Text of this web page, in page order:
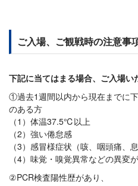
ご入場、ご観戦時の注意事
下記に当てはまる場合、ご入場い
①過去1週間以内から現在までに
のある方
（1）体温37.5℃以上
（2）強い倦怠感
（3）感冒様症状（咳、咽頭痛、
（4）味覚・嗅覚異常などの異変
②PCR検査陽性歴があり、